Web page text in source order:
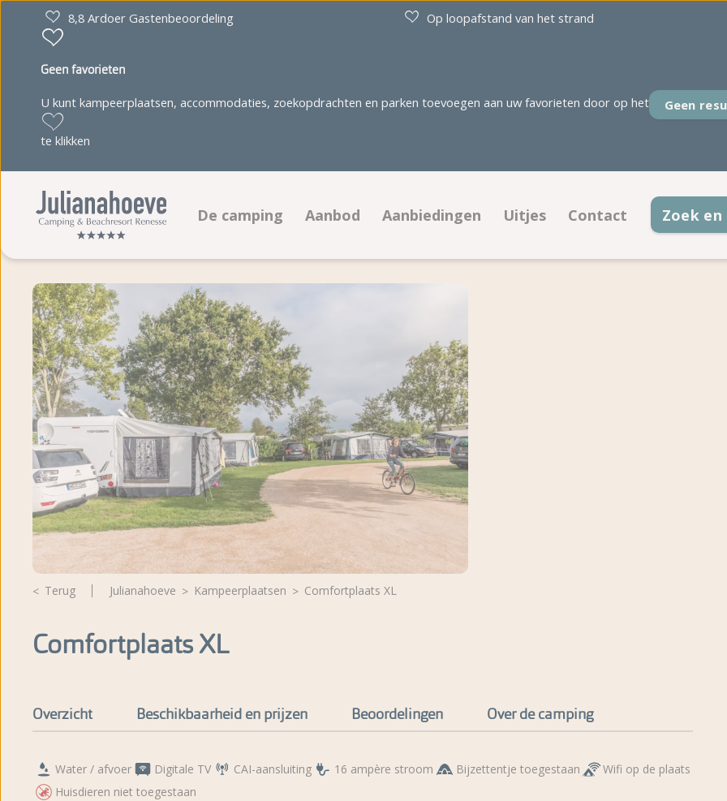
8,8 Ardoer Gastenbeoordeling Op loopafstand van het strand
Geen
Geen favorieten
U kunt kampeerplaatsen, accommodaties, zoekopdrachten en parken toevoegen aan uw favorieten door op het
te klikken
De camping
Faciliteiten
Juultje & Friends
Plattegrond
Fotoalbum
Beoordelingen
Brochure
Aanbod
Kampeerplaatsen
Aanbiedingen
Aanbiedingen kampeerplaatsen
Uitjes Contact
Contactinformatie
Zoek en
Terug Julianahoeve kampeerplaatsen Comfortplaats XL
Comfortplaats XL
Overzicht Beschikbaarheid en prijzen Beoordelingen Over de camping
Water / afvoer Digitale TV CAI-aansluiting 16 ampère stroom Bijzettentje toegestaan
Wifi op de plaats
Huisdieren niet toegestaan